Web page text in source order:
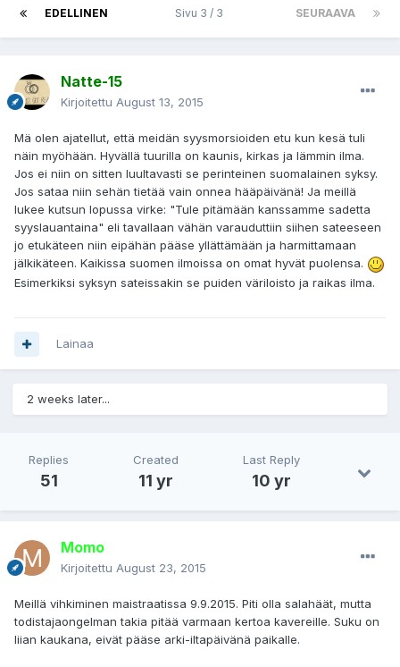
EDELLINEN SEURAAVA
Sivu 3 / 3
Natte-15
Kirjoitettu August 13, 2015
Mä olen ajatellut, että meidän syysmorsioiden etu kun kesä tuli
näin myöhään. Hyvällä tuurilla on kaunis, kirkas ja lämmin ilma.
Jos ei niin on sitten luultavasti se perinteinen suomalainen syksy.
Jos sataa niin sehän tietää vain onnea hääpäivänä! Ja meillä
lukee kutsun lopussa virke: "Tule pitämään kanssamme sadetta
syyslauantaina" eli tavallaan vähän varauduttiin siihen sateeseen
jo etukäteen niin eipähän pääse yllättämään ja harmittamaan
jälkikäteen. Kaikissa suomen ilmoissa on omat hyvät puolensa.
Esimerkiksi syksyn sateissakin se puiden väriloisto ja raikas ilma.
Lainaa
2 weeks later...
Replies
51
Created
11 yr
Last Reply
10 yr
Momo
Kirjoitettu August 23, 2015
Meillä vihkiminen maistraatissa 9.9.2015. Piti olla salahäät, mutta
todistajaongelman takia pitää varmaan kertoa kavereille. Suku on
liian kaukana, eivät pääse arki-iltapäivänä paikalle.